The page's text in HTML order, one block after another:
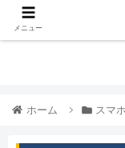
ホーム スマ
メニュー